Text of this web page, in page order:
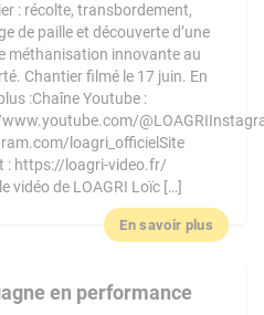
: récolte, transbordement,
de paille et découverte d’une
méthanisation innovante au
Chantier filmé le 17 juin. En
:Chaîne Youtube :
loagri_officielSite
: https://loagri-video.fr/
vidéo de LOAGRI Loïc […]
En savoir plus
en performance